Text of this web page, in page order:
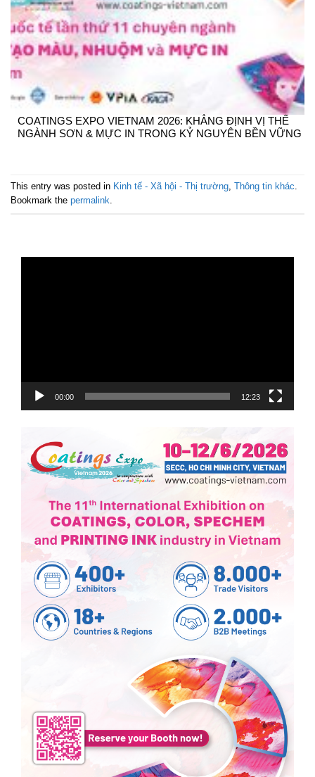
COATINGS EXPO VIETNAM 2026: KHẲNG ĐỊNH VỊ THẾ
NGÀNH SƠN & MỰC IN TRONG KỶ NGUYÊN BỀN VỮNG
This entry was posted in Kinh tế - Xã hội - Thị trường, Thông tin khác.
Bookmark the permalink.
00:00 12:23